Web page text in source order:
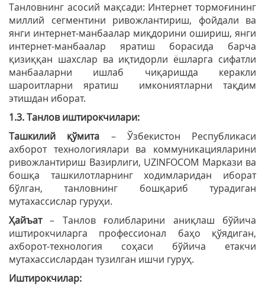
Танловнинг асосий мақсади: Интернет тормоғининг
миллий сегментини ривожлантириш, фойдали ва
янги интернет-манбаалар миқдорини ошириш, янги
интернет-манбаалар яратиш борасида барча
қизиққан шахслар ва иқтидорли ёшларга сифатли
манбааларни ишлаб чиқаришда керакли
шароитларни яратиш имкониятларни тақдим
этишдан иборат.
1.3. Танлов иштирокчилари:
Ташкилий қўмита – Ўзбекистон Республикаси
ахборот технологиялари ва коммуникацияларини
ривожлантириш Вазирлиги, UZINFOCOM Маркази ва
бошқа ташкилотларнинг ходимларидан иборат
бўлган, танловнинг бошқариб турадиган
мутахассислар гуруҳи.
Ҳайъат– Танлов ғолибларини аниқлаш бўйича
иштирокчиларга профессионал баҳо қўядиган,
ахборот-технология соҳаси бўйича етакчи
мутахассислардан тузилган ишчи гуруҳ.
Иштирокчилар: